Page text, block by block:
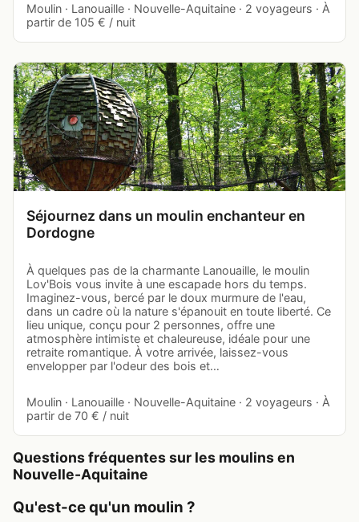
Moulin · Lanouaille · Nouvelle-Aquitaine · 2 voyageurs · À
partir de 105 € / nuit
Séjournez dans un moulin enchanteur en
Dordogne
À quelques pas de la charmante Lanouaille, le moulin
Lov'Bois vous invite à une escapade hors du temps.
Imaginez-vous, bercé par le doux murmure de l'eau,
dans un cadre où la nature s'épanouit en toute liberté. Ce
lieu unique, conçu pour 2 personnes, offre une
atmosphère intimiste et chaleureuse, idéale pour une
retraite romantique. À votre arrivée, laissez-vous
envelopper par l'odeur des bois et…
Moulin · Lanouaille · Nouvelle-Aquitaine · 2 voyageurs · À
partir de 70 € / nuit
Questions fréquentes sur les moulins en
Nouvelle-Aquitaine
Qu'est-ce qu'un moulin ?